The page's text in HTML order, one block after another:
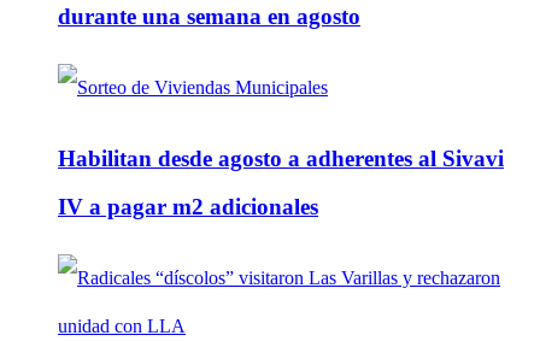
durante una semana en agosto
Habilitan desde agosto a adherentes al Sivavi
IV a pagar m2 adicionales